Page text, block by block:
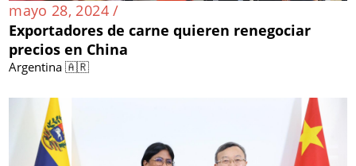
mayo 28, 2024 /
Exportadores de carne quieren renegociar
precios en China
Argentina 🇦🇷